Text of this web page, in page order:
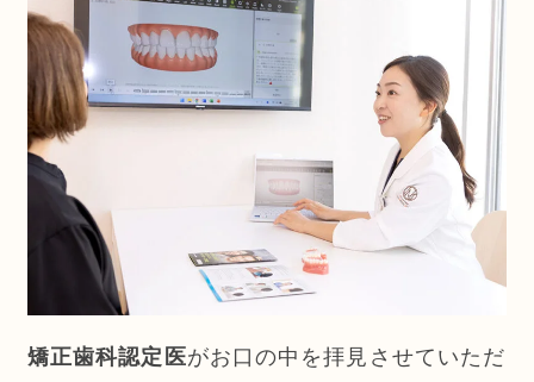
矯正歯科認定医がお口の中を拝見させていただ